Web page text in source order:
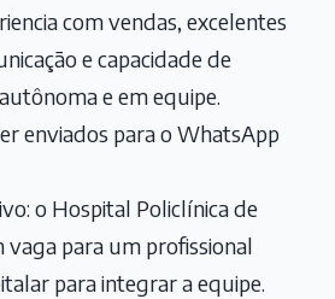
com vendas, excelentes
e capacidade de
e em equipe.
enviados para o WhatsApp
o Hospital Policlínica de
vaga para um profissional
para integrar a equipe.